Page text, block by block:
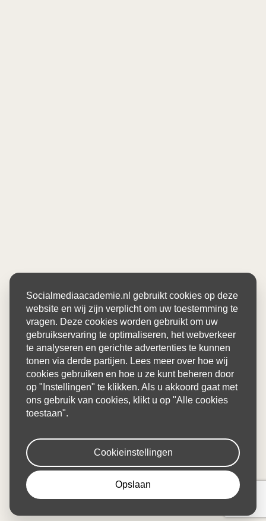
Socialmediaacademie.nl gebruikt cookies op deze
website en wij zijn verplicht om uw toestemming te
vragen. Deze cookies worden gebruikt om uw
gebruikservaring te optimaliseren, het webverkeer
te analyseren en gerichte advertenties te kunnen
tonen via derde partijen. Lees meer over hoe wij
cookies gebruiken en hoe u ze kunt beheren door
op "Instellingen" te klikken. Als u akkoord gaat met
ons gebruik van cookies, klikt u op "Alle cookies
toestaan".
Cookieinstellingen
Opslaan